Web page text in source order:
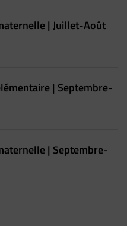
| Juillet-Août
| Septembre-
| Septembre-